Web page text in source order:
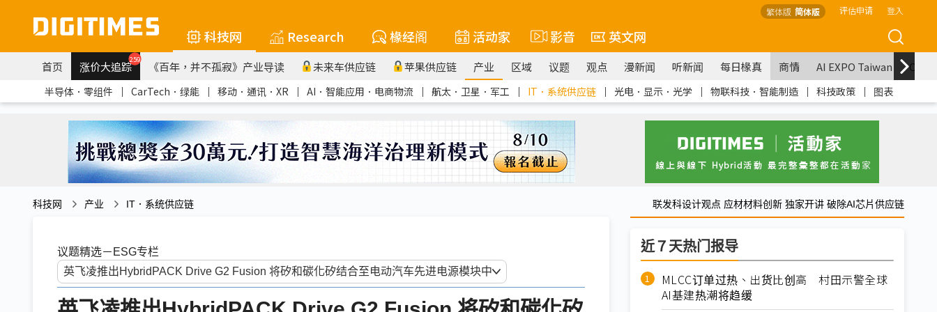
繁体版 简体版 评估申请 登入
科技网 Research 椽经阁 活动家 影音 英文网
首页 涨价大追踪259 《百年，并不孤寂》产业导读 未来车供应链 苹果供应链 产业 区域 议题 观点 漫新闻 听新闻 每日椽真 商情 AI EXPO Taiwan
半导体．零组件 ｜ CarTech．绿能 ｜ 移动．通讯．XR ｜ AI．智能应用．电商物流 ｜ 航太．卫星．军工 ｜ IT．系统供应链 ｜ 光电．显示．光学 ｜ 物联科技．智能制造 ｜ 科技政策 ｜ 图表
科技网 产业 IT．系统供应链 联发科设计观点 应材材料创新 独家开讲 破除AI芯片供应链
议题精选－ESG专栏 近７天热门报导
MLCC订单过热、出货比创高 村田示警全球
AI基建热潮将趋缓